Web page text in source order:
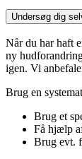
Undersøg dig
Når du har haft
ny
igen. Vi
Brug en
Brug et
Få hjælp
Brug evt.